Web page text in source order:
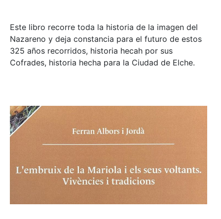
Este libro recorre toda la historia de la imagen del
Nazareno y deja constancia para el futuro de estos
325 años recorridos, historia hecah por sus
Cofrades, historia hecha para la Ciudad de Elche.